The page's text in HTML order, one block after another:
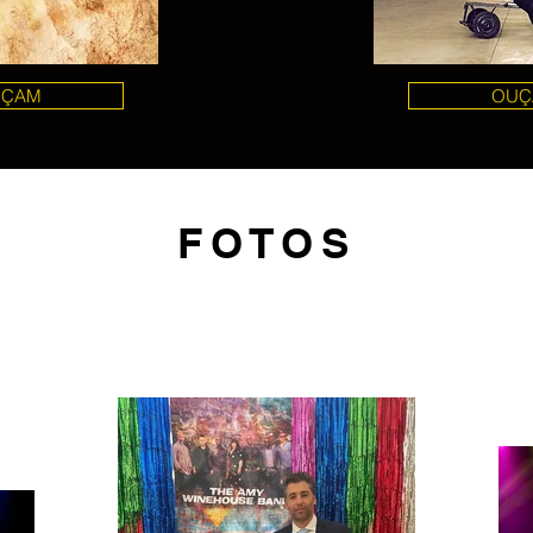
FOTOS